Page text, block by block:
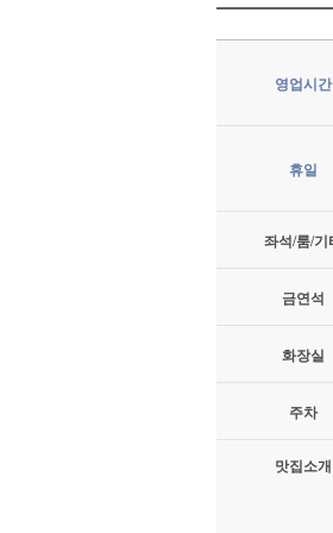
영업시간
휴일
좌석/룸/기
금연석
화장실
주차
맛집소개